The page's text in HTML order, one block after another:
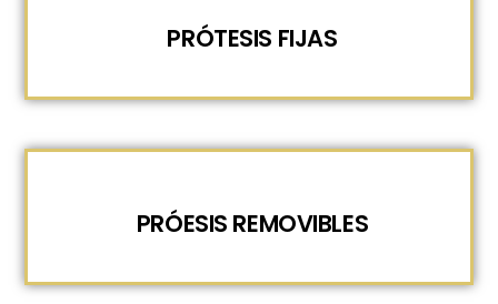
PRÓTESIS FIJAS
PRÓESIS REMOVIBLES